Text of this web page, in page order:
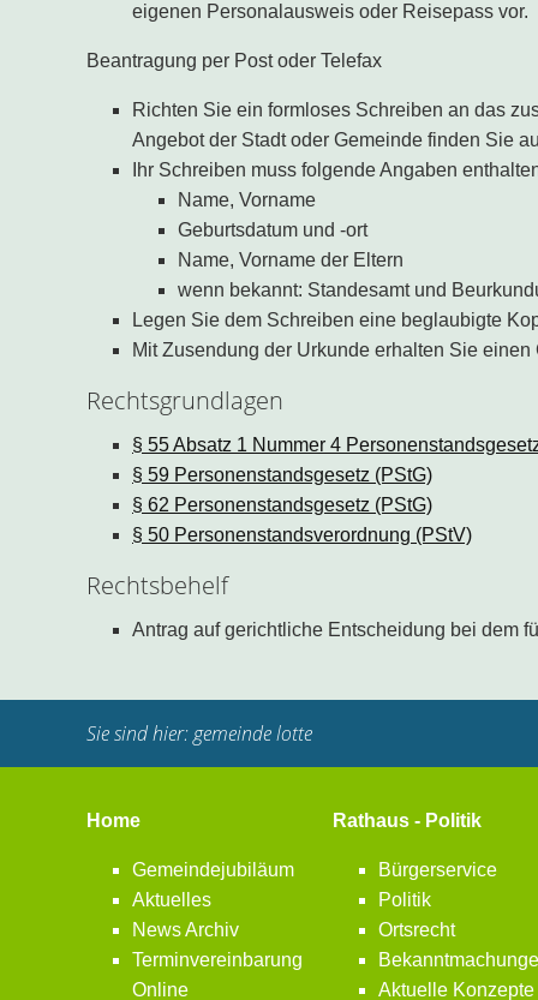
eigenen Personalausweis oder Reisepass vor.
Beantragung per Post oder Telefax
Richten Sie ein formloses Schreiben an das
Angebot der Stadt oder Gemeinde finden Sie
Ihr Schreiben muss folgende Angaben
Name, Vorname
Geburtsdatum und -ort
Name, Vorname der Eltern
wenn bekannt: Standesamt und
Legen Sie dem Schreiben eine beglaubigte
Mit Zusendung der Urkunde erhalten Sie
Rechtsgrundlagen
§ 55 Absatz 1 Nummer 4
§ 59 Personenstandsgesetz (PStG)
§ 62 Personenstandsgesetz (PStG)
§ 50 Personenstandsverordnung (PStV)
Rechtsbehelf
Antrag auf gerichtliche Entscheidung bei dem
Sie sind hier:gemeinde lotte
Home
Gemeindejubiläum
Aktuelles
News Archiv
Terminvereinbarung
Online
Rathaus - Politik
Bürgerservice
Politik
Ortsrecht
Aktuelle Konzepte